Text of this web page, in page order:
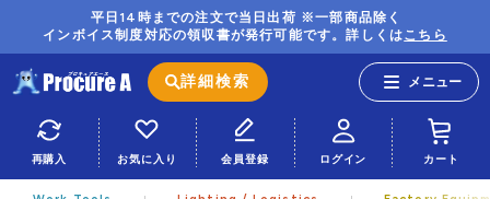
平日14時までの注文で当日出荷 ※一部商品除く
インボイス制度対応の領収書が発行可能です。詳しくはこちら
詳細検索
再購入 お気に入り 会員登録 ログイン カート